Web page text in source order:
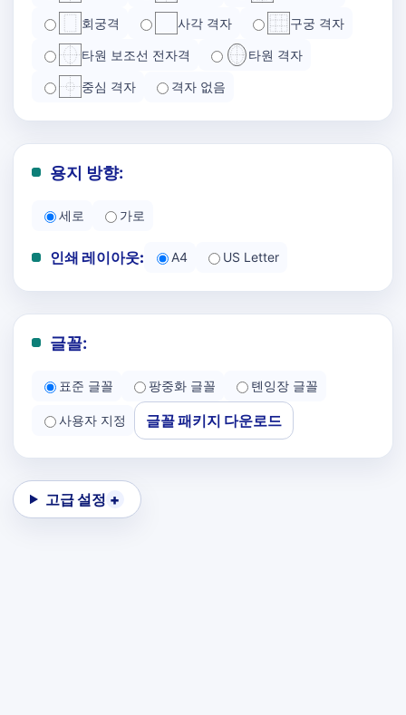
회궁격 사각 격자 구궁 격자
타원 보조선 전자격 타원 격자
중심 격자 격자 없음
용지 방향:
세로 가로
인쇄 레이아웃: A4 US Letter
글꼴:
표준 글꼴 팡중화 글꼴 톈잉장 글꼴
사용자 지정 글꼴 패키지 다운로드
고급 설정